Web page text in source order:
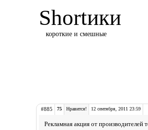
Shortики
короткие и смешные
#885 75 Нравится! 12 сентября, 2011 23:59
Рекламная акция от